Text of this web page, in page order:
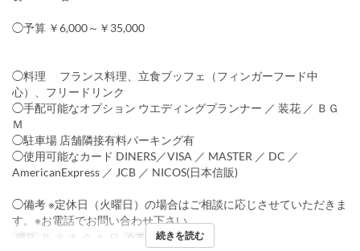
◯予算 ￥6,000～￥35,000
◯料理 フランス料理、立食ブッフェ（フィンガーフード中
心）、フリードリンク
◯手配可能なオプション ウエディングプランナー ／ 装花 ／ ＢＧ
Ｍ
◯駐車場 店舗隣接有料パーキング有
◯使用可能なカード DINERS／VISA ／ MASTER ／ DC ／
AmericanExpress ／ JCB ／ NICOS(日本信販)
◯備考 ※定休日（火曜日）の場合はご相談に応じさせていただきま
す。※お電話でお問い合わせ下さい。
曜日 月, 水, 木, 金, 土, 日 食事時間 ディナー
続きを読む